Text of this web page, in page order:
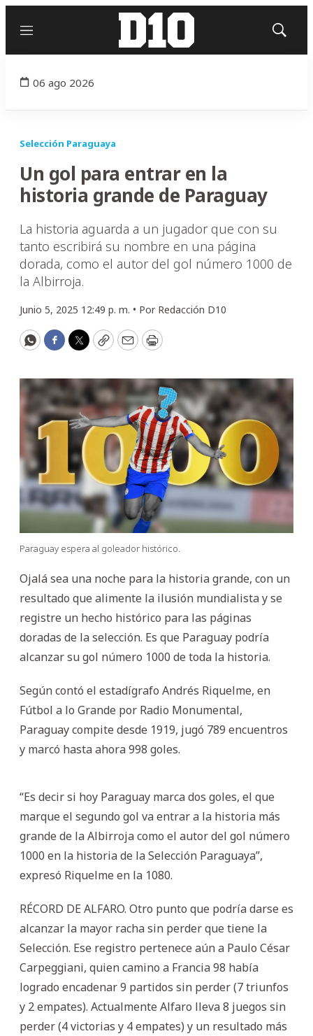
Menú
Mostrar
06 ago 2026
Selección Paraguaya
Un gol para entrar en la
historia grande de Paraguay
La historia aguarda a un jugador que con su
tanto escribirá su nombre en una página
dorada, como el autor del gol número 1000 de
la Albirroja.
Junio 5, 2025 12:49 p. m. • Por Redacción D10
WhatsApp
Facebook
Twitter
CopyEmailPrint
Paraguay espera al goleador histórico.
Ojalá sea una noche para la historia grande, con un
resultado que alimente la ilusión mundialista y se
registre un hecho histórico para las páginas
doradas de la selección. Es que Paraguay podría
alcanzar su gol número 1000 de toda la historia.
Según contó el estadígrafo Andrés Riquelme, en
Fútbol a lo Grande por Radio Monumental,
Paraguay compite desde 1919, jugó 789 encuentros
y marcó hasta ahora 998 goles.
“Es decir si hoy Paraguay marca dos goles, el que
marque el segundo gol va entrar a la historia más
grande de la Albirroja como el autor del gol número
1000 en la historia de la Selección Paraguaya”,
expresó Riquelme en la 1080.
RÉCORD DE ALFARO. Otro punto que podría darse es
alcanzar la mayor racha sin perder que tiene la
Selección. Ese registro pertenece aún a Paulo César
Carpeggiani, quien camino a Francia 98 había
logrado encadenar 9 partidos sin perder (7 triunfos
y 2 empates). Actualmente Alfaro lleva 8 juegos sin
perder (4 victorias y 4 empates) y un resultado más